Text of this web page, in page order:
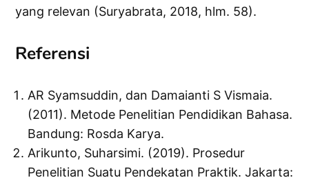
yang relevan (Suryabrata, 2018, hlm. 58).
Referensi
AR Syamsuddin, dan Damaianti S Vismaia.
(2011). Metode Penelitian Pendidikan Bahasa.
Bandung: Rosda Karya.
Arikunto, Suharsimi. (2019). Prosedur
Penelitian Suatu Pendekatan Praktik. Jakarta: